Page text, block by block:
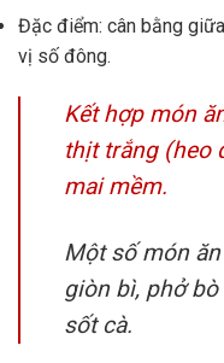
Đặc điểm: cân bằng
vị số đông.
Kết hợp món
thịt trắng (heo
mai mềm.
Một số món
giòn bì, phở
sốt cà.